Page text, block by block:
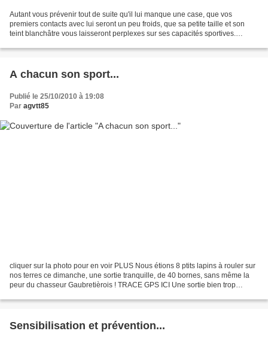
Autant vous prévenir tout de suite qu'il lui manque une case, que vos
premiers contacts avec lui seront un peu froids, que sa petite taille et son
teint blanchâtre vous laisseront perplexes sur ses capacités sportives.
A chacun son sport...
Publié le 25/10/2010 à 19:08
Par agvtt85
cliquer sur la photo pour en voir PLUS Nous étions 8 ptits lapins à rouler sur
nos terres ce dimanche, une sortie tranquille, de 40 bornes, sans même la
peur du chasseur Gaubretièrois ! TRACE GPS ICI Une sortie bien trop
Sensibilisation et prévention...